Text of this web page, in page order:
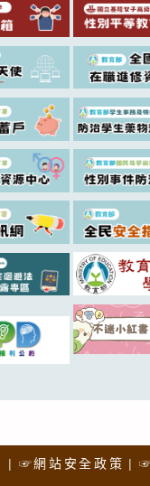
☞網站安全政策